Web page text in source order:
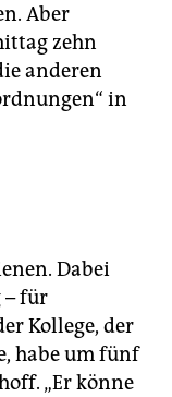
Aber
zehn
anderen
in
Dabei
– für
Kollege, der
habe um fünf
„Er könne